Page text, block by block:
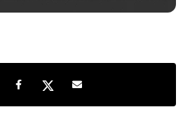
on LinkedIn
Share on Facebook
Share on TwitterShare by e-mail